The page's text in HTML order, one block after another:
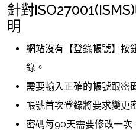
針對
明
網站沒有【登錄帳號】按
錄。
需要輸入正確的帳號跟密
帳號首次登錄將要求變更
密碼每90天需要修改一